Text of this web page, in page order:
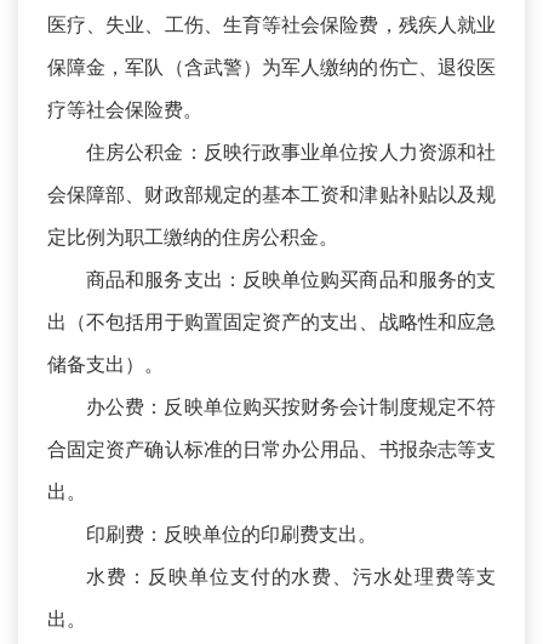
医疗、失业、工伤、生育等社会保险费，残疾人就业
保障金，军队（含武警）为军人缴纳的伤亡、退役医
疗等社会保险费。
住房公积金：反映行政事业单位按人力资源和社
会保障部、财政部规定的基本工资和津贴补贴以及规
定比例为职工缴纳的住房公积金。
商品和服务支出：反映单位购买商品和服务的支
出（不包括用于购置固定资产的支出、战略性和应急
储备支出）。
办公费：反映单位购买按财务会计制度规定不符
合固定资产确认标准的日常办公用品、书报杂志等支
出。
印刷费：反映单位的印刷费支出。
水费：反映单位支付的水费、污水处理费等支
出。